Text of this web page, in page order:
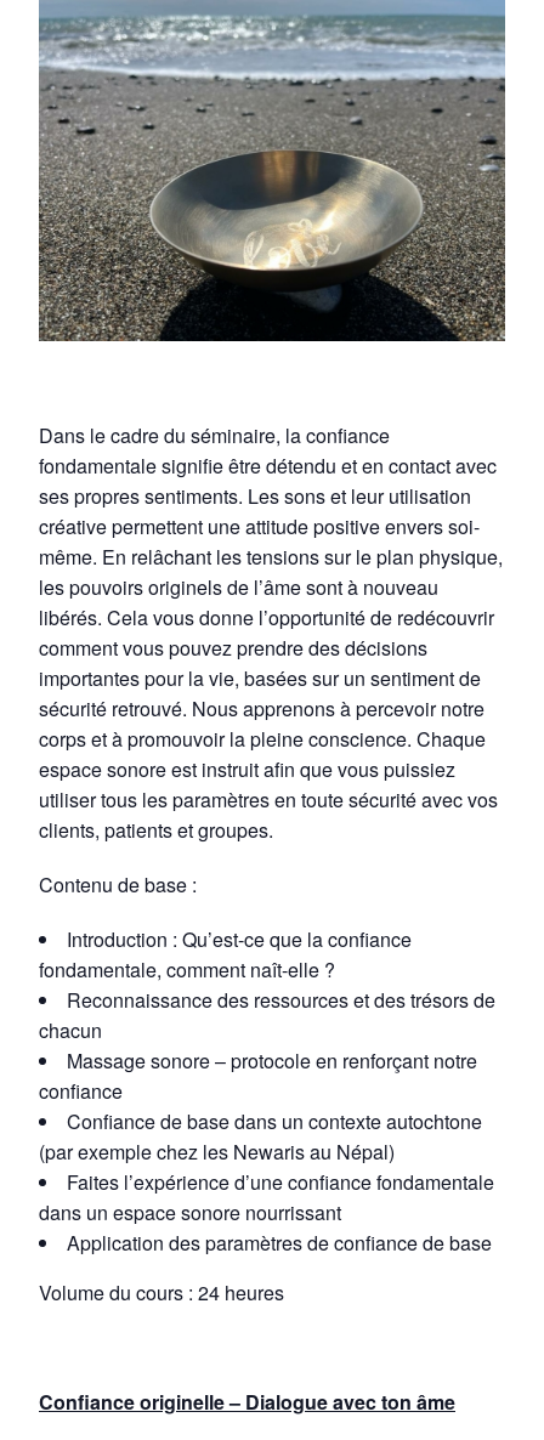
Dans le cadre du séminaire, la confiance
fondamentale signifie être détendu et en contact avec
ses propres sentiments. Les sons et leur utilisation
créative permettent une attitude positive envers soi-
même. En relâchant les tensions sur le plan physique,
les pouvoirs originels de l’âme sont à nouveau
libérés. Cela vous donne l’opportunité de redécouvrir
comment vous pouvez prendre des décisions
importantes pour la vie, basées sur un sentiment de
sécurité retrouvé. Nous apprenons à percevoir notre
corps et à promouvoir la pleine conscience. Chaque
espace sonore est instruit afin que vous puissiez
utiliser tous les paramètres en toute sécurité avec vos
clients, patients et groupes.
Contenu de base :
Introduction : Qu’est-ce que la confiance
fondamentale, comment naît-elle ?
Reconnaissance des ressources et des trésors de
chacun
Massage sonore – protocole en renforçant notre
confiance
Confiance de base dans un contexte autochtone
(par exemple chez les Newaris au Népal)
Faites l’expérience d’une confiance fondamentale
dans un espace sonore nourrissant
Application des paramètres de confiance de base
Volume du cours : 24 heures
Confiance originelle – Dialogue avec ton âme